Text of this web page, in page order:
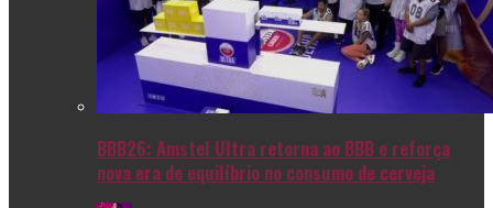
BBB26: Amstel Ultra retorna ao BBB e reforça
nova era de equilíbrio no consumo de cerveja